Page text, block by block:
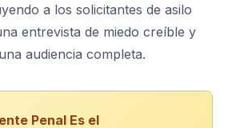
a los solicitantes de asilo
entrevista de miedo creíble y
audiencia completa.
Penal Es el